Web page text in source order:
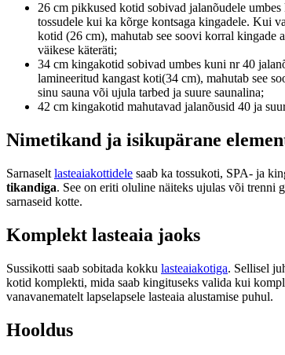
26 cm pikkused kotid sobivad jalanõudele
tossudele kui ka kõrge kontsaga kingadele. Kui
kotid (26 cm), mahutab see soovi korral kingade
väikese käteräti;
34 cm kingakotid sobivad umbes kuni nr 40
lamineeritud kangast koti(34 cm), mahutab see
sinu sauna või ujula tarbed ja suure saunalina;
42 cm kingakotid mahutavad jalanõusid 40 ja
Nimetikand ja isikupärane
Sarnaselt lasteaiakottidele saab ka tossukoti, SPA- ja
tikandiga. See on eriti oluline näiteks ujulas või trenni
sarnaseid kotte.
Komplekt lasteaia jaoks
Sussikotti saab sobitada kokku lasteaiakotiga. Sellisel
kotid komplekti, mida saab kingituseks valida kui
vanavanematelt lapselapsele lasteaia alustamise puhul.
Hooldus